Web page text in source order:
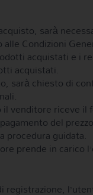
sarà
Condizioni
acquistati e i
acquistati.
sarà chiesto di
venditore riceve
del
procedura guidata.
prende in carico
registrazione,